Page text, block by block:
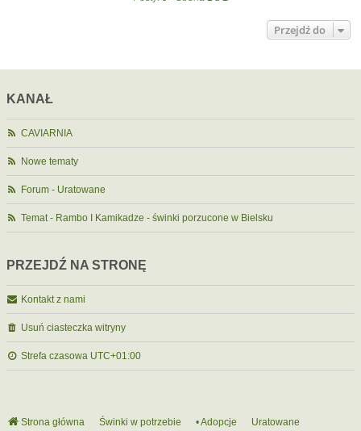
Przejdź do
KANAŁ
CAVIARNIA
Nowe tematy
Forum - Uratowane
Temat - Rambo I Kamikadze - świnki porzucone w Bielsku
PRZEJDŹ NA STRONĘ
Kontakt z nami
Usuń ciasteczka witryny
Strefa czasowa UTC+01:00
Strona główna Świnki w potrzebie • Adopcje Uratowane